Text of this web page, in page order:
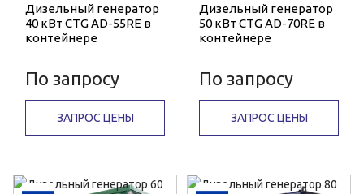
Дизельный генератор
40 кВт CTG AD-55RE в
контейнере
По запросу
ЗАПРОС ЦЕНЫ
Дизельный генератор
50 кВт CTG AD-70RE в
контейнере
По запросу
ЗАПРОС ЦЕНЫ